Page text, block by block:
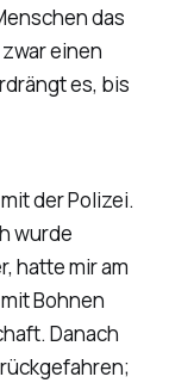
das
einen
es, bis
der Polizei.
wurde
hatte mir am
Bohnen
Danach